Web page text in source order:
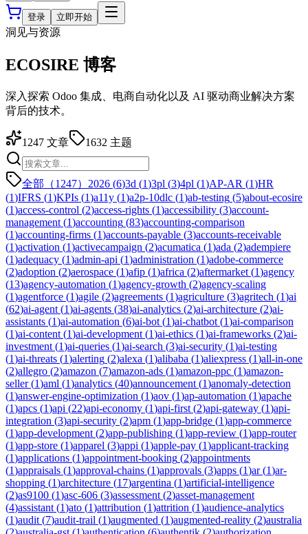
登录 立即开始
洞见与资源
ECOSIRE 博客
深入探索 Odoo 集成、电商自动化以及 AI 驱动商业解决方案
背后的技术。
1247 文章 1632 主题
全部（1247） 2026 (6)3d (1)3pl (3)4pl (1)AP-AR (1)HR
(1)IFRS (1)KPIs (1)a11y (1)a2p-10dlc (1)ab-testing (5)about-ecosire
(1)access-control (2)access-rights (1)accessibility (3)account-
management (1)accounting (83)accounting-comparison
(1)accounting-firms (1)accounts-payable (3)accounts-receivable
(1)activation (1)activecampaign (2)acumatica (1)ada (2)adempiere
(1)adequacy (1)admin-api (1)administration (1)adobe-commerce
(2)adoption (2)aerospace (1)afip (1)africa (2)aftermarket (1)agency
(13)agency-automation (1)agency-growth (2)agency-scaling
(1)agentforce (1)agile (2)agreements (1)agriculture (3)agritech (1)ai
(62)ai-agent (1)ai-agents (38)ai-analytics (2)ai-architecture (2)ai-
assistants (1)ai-automation (6)ai-bot (1)ai-chatbot (1)ai-comparison
(1)ai-content (1)ai-development (1)ai-ethics (1)ai-frameworks (2)ai-
investment (1)ai-queries (1)ai-search (3)ai-security (1)ai-testing
(1)ai-threats (1)alerting (2)alexa (1)alibaba (1)aliexpress (1)all-in-one
(2)allegro (2)amazon (7)amazon-ads (1)amazon-ppc (1)amazon-
seller(1)aml (1)analytics (40)announcement (1)anomaly-detection
(1)answer-engine-optimization (1)aov (1)ap-automation (1)apache
(1)apcs (1)api (22)api-economy (1)api-first (2)api-gateway (1)api-
integration (3)api-security (2)apm (1)app-bridge (1)app-commerce
(1)app-development (2)app-publishing (1)app-review (1)app-router
(1)app-store (1)apparel (3)appi (1)apple-pay (1)applicant-tracking
(1)applications (1)appointment-booking (2)appointments
(1)appraisals (1)approval-chains (1)approvals (3)apps (1)ar(1)ar-
shopping (1)architecture (17)argentina (1)artificial-intelligence
(2)as9100 (1)asc-606 (3)assessment (2)asset-management
(4)assistant (1)ato (1)attribution (1)attrition (1)audience-analytics
(1)audit (7)audit-trail (1)augmented (1)augmented-reality (2)australia